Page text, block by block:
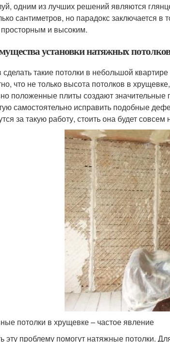
одним из лучших решений являются
сантиметров, но парадокс заключается в
и высоким.
установки натяжных потолков
такие потолки в небольшой
что не только высота потолков в
положенные плиты создают
самостоятельно исправить подобные
за такую работу, стоить она будет
потолки в хрущевке – частое явление
эту проблему помогут натяжные потолки.